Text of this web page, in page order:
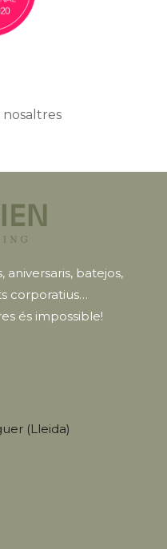
aniversaris, batejos,
corporatius…
és impossible!
(Lleida)